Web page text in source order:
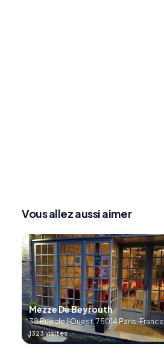
Vous allez aussi aimer
Mezze De Beyrouth
38 Rue de l'Ouest, 75014 Paris, France
1323 visites